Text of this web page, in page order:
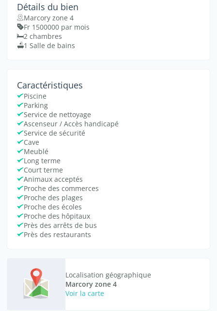
Détails du bien
Marcory zone 4
Fr 1500000 par mois
2 chambres
1 Salle de bains
Caractéristiques
Piscine
Parking
Service de nettoyage
Ascenseur / Accès handicapé
Service de sécurité
Cave
Meublé
Long terme
Court terme
Animaux acceptés
Proche des commerces
Proche des plages
Proche des écoles
Proche des hôpitaux
Près des arrêts de bus
Près des restaurants
Localisation géographique
Marcory zone 4
Voir la carte